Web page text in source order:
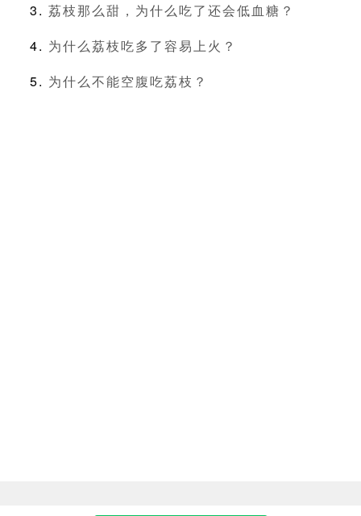
荔枝那么甜，为什么吃了还会低血糖？
为什么荔枝吃多了容易上火？
为什么不能空腹吃荔枝？